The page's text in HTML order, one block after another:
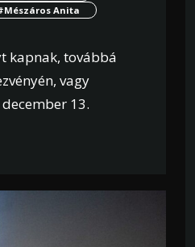
Anita
kapnak, továbbá
vagy
13.